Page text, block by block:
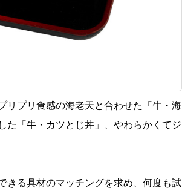
リプリ食感の海老天と合わせた「牛・海
た「牛・カツとじ丼」、やわらかくてジ
きる具材のマッチングを求め、何度も試